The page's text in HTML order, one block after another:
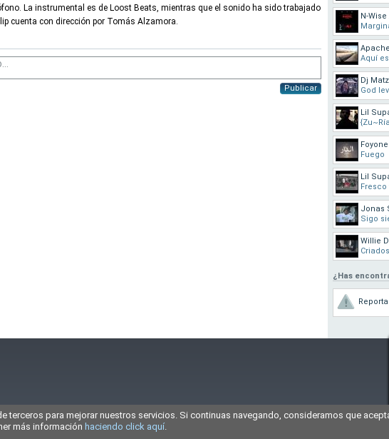
La instrumental es de Loost Beats, mientras que el sonido ha sido trabajado
cuenta con dirección por Tomás Alzamora.
Publicar
N-
Aquí
Dj
God
Lil
Fuego
Lil
Fresco
Jonas
Sigo
Willie
Criados
¿Has
Normativa Feeds Términos y condiciones Protección de datos Cookies
terceros para mejorar nuestros servicios. Si continuas navegando, consideramos que
más información haciendo click aquí.